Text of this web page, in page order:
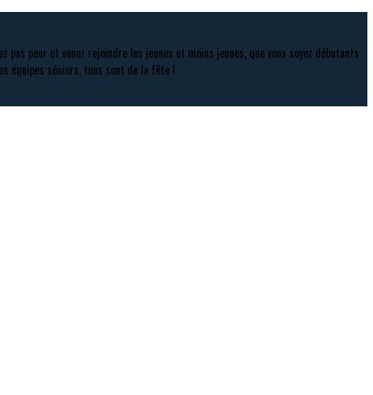
peur et venez rejoindre les jeunes et moins jeunes, que vous soyez débutants
équipes séniors, tous sont de la fête !